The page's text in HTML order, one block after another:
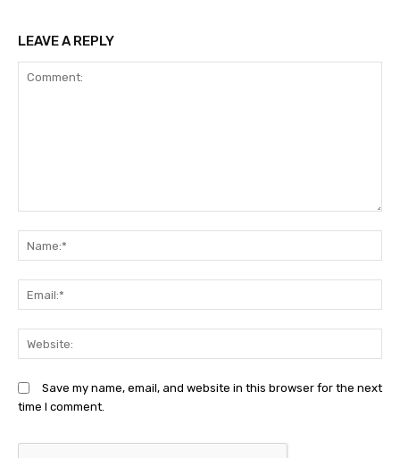
LEAVE A REPLY
Save my name, email, and website in this browser for the next
time I comment.